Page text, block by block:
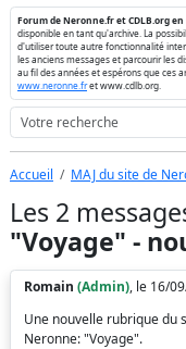
Forum de Neronne.fr et CDLB.org
disponible en tant qu'archive. La
d'utiliser toute autre fonctionnalité
les anciens messages et parcourir les
au fil des années et espérons que ces
www.neronne.fret www.cdlb.org.
Accueil MAJ du site de
Les 2
"Voyage" -
Romain (Admin), le 16/
Une nouvelle rubrique du
Neronne: "Voyage".